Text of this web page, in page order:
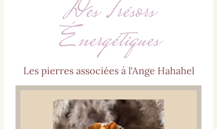
Des Trésors
Énergétiques
Les pierres associées à l'Ange Hahahel